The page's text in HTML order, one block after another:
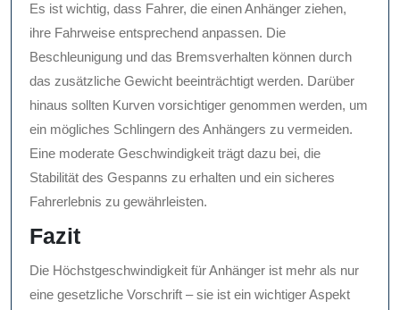
Es ist wichtig, dass Fahrer, die einen Anhänger ziehen,
ihre Fahrweise entsprechend anpassen. Die
Beschleunigung und das Bremsverhalten können durch
das zusätzliche Gewicht beeinträchtigt werden. Darüber
hinaus sollten Kurven vorsichtiger genommen werden, um
ein mögliches Schlingern des Anhängers zu vermeiden.
Eine moderate Geschwindigkeit trägt dazu bei, die
Stabilität des Gespanns zu erhalten und ein sicheres
Fahrerlebnis zu gewährleisten.
Fazit
Die Höchstgeschwindigkeit für Anhänger ist mehr als nur
eine gesetzliche Vorschrift – sie ist ein wichtiger Aspekt